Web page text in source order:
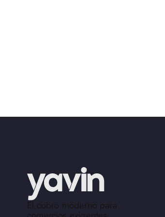
El cobro moderno para